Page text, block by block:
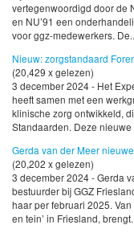
vertegenwoordigd door de
en NU’91 een
voor ggz-medewerkers.
Nieuw: zorgstandaard
(20,429 x gelezen)
3 december 2024 - Het
heeft samen met een
klinische zorg ontwikkeld,
Standaarden. Deze
Gerda van der Meer
(20,202 x gelezen)
3 december 2024 - Gerda
bestuurder bij GGZ
haar per februari 2025.
en tein’ in Friesland,